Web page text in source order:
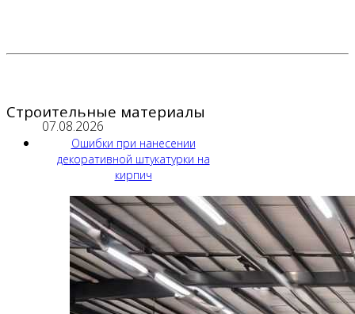
Строительные материалы
07.08.2026
Ошибки при нанесении
декоративной штукатурки на
кирпич